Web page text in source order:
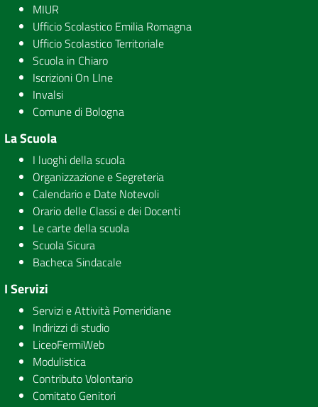
MIUR
Ufficio Scolastico Emilia Romagna
Ufficio Scolastico Territoriale
Scuola in Chiaro
Iscrizioni On LIne
Invalsi
Comune di Bologna
La Scuola
I luoghi della scuola
Organizzazione e Segreteria
Calendario e Date Notevoli
Orario delle Classi e dei Docenti
Le carte della scuola
Scuola Sicura
Bacheca Sindacale
I Servizi
Servizi e Attività Pomeridiane
Indirizzi di studio
LiceoFermiWeb
Modulistica
Contributo Volontario
Comitato Genitori